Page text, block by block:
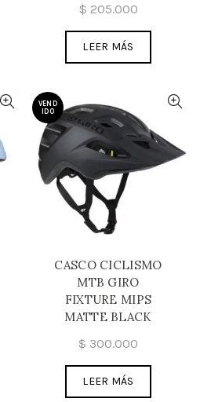
$ 205.000
LEER MÁS
VEND
IDO
CASCO CICLISMO
MTB GIRO
FIXTURE MIPS
MATTE BLACK
$ 300.000
LEER MÁS